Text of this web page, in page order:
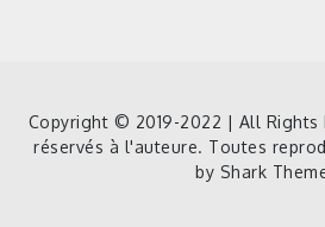
Copyright © 2019-2022 | All Rights
réservés à l'auteure. Toutes
by Shark